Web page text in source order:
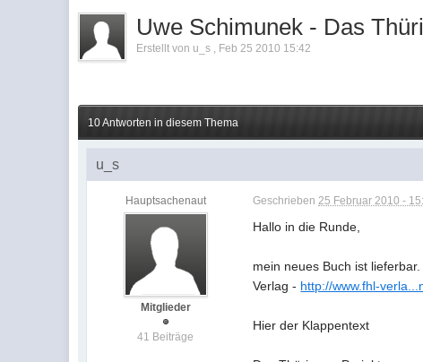
Uwe Schimunek - Das
Erstellt von u_s , Feb 25 2010 15:42
10 Antworten in diesem Thema
u_s
Hauptsachenaut
Mitglieder
41 Beiträge
Geschrieben25 Februar 2010 -
Hallo in die Runde,
mein neues Buch ist
Verlag - http://www.fhl-
Hier der Klappentext